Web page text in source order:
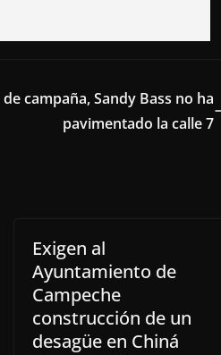
campaña, Sandy Bass no ha
pavimentado la calle 7
Exigen al
Ayuntamiento de
Campeche
construcción de un
desagüe en Chiná